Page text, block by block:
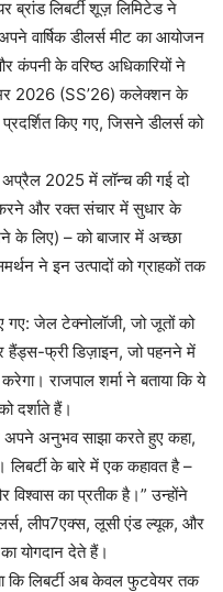
ब्रांड लिबर्टी शूज़ लिमिटेड ने
वार्षिक डीलर्स मीट का आयोजन
के वरिष्ठ अधिकारियों ने
2026 (SS’26) कलेक्शन के
किए गए, जिसने डीलर्स को
अप्रैल 2025 में लॉन्च की गई दो
और रक्त संचार में सुधार के
के लिए) – को बाजार में अच्छा
ने इन उत्पादों को ग्राहकों तक
जेल टेक्नोलॉजी, जो जूतों को
फ्री डिज़ाइन, जो पहनने में
राजपाल शर्मा ने बताया कि ये
दर्शाते हैं।
अपने अनुभव साझा करते हुए कहा,
के बारे में एक कहावत है –
विश्वास का प्रतीक है।” उन्होंने
लीप7एक्स, लूसी एंड ल्यूक, और
योगदान देते हैं।
कि लिबर्टी अब केवल फुटवेयर तक